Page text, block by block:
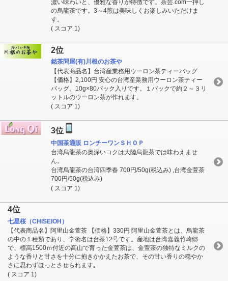
濃い味わいと、優雅な香りが特徴です。茶芸.com一押し
の烏龍茶です。3～4煎は美味しくお楽しみいただけま
す。
( スコア 1)
2位
銘茶問屋(有)川根のお茶や
【代表商品名】台湾産業務用ウーロン茶ティーバッグ
【価格】2,100円 安心の台湾産業務用ウーロン茶ティー
バッグ。10g×80パック入りです。１パックで約２～３リ
ットルのウーロン茶が作れます。
( スコア 1)
3位
中国茶通販 ロンチーワンＳＨＯＰ
台湾烏龍茶の奥深いコクは大陸烏龍茶では味わえませ
ん。
台湾烏龍茶の台湾四季春 700円/50g(税込み) ,台湾金萱茶
700円/50g(税込み)
( スコア 1)
4位
七星桜（CHISEIOH）
【代表商品名】阿里山金萱茶 【価格】330円 阿里山金萱茶とは、烏龍茶
の中の１種類であり、学術名は台茶12号です。産地は台湾嘉義竹崎郷
で、標高1500ｍ付近の高山で育った金萱茶は、金萱茶の独特なミルクの
ような香りと甘さを十分に抱きかかえたお茶で、その甘い香りの穏やか
さに思わずほっとさせられます｡
( スコア 1)